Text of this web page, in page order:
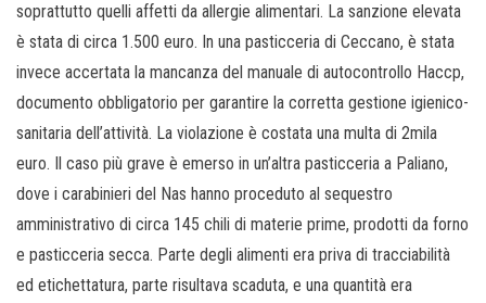
soprattutto quelli affetti da allergie alimentari. La sanzione elevata
è stata di circa 1.500 euro. In una pasticceria di Ceccano, è stata
invece accertata la mancanza del manuale di autocontrollo Haccp,
documento obbligatorio per garantire la corretta gestione igienico-
sanitaria dell’attività. La violazione è costata una multa di 2mila
euro. Il caso più grave è emerso in un’altra pasticceria a Paliano,
dove i carabinieri del Nas hanno proceduto al sequestro
amministrativo di circa 145 chili di materie prime, prodotti da forno
e pasticceria secca. Parte degli alimenti era priva di tracciabilità
ed etichettatura, parte risultava scaduta, e una quantità era